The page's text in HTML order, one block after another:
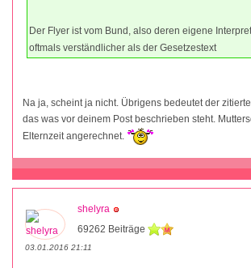
Der Flyer ist vom Bund, also deren eigene
oftmals verständlicher als der Gesetzestext
Na ja, scheint ja nicht. Übrigens bedeutet der
das was vor deinem Post beschrieben steht.
Elternzeit angerechnet.
shelyra
69262 Beiträge
03.01.2016 21:11